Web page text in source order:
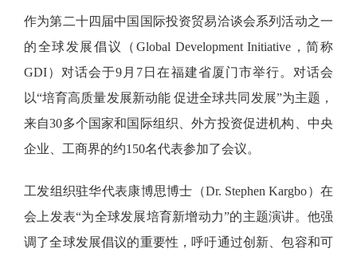
作为第二十四届中国国际投资贸易洽谈会系列活动之一
的全球发展倡议（ Global Development Initiative，简称
GDI）对话会于9月7日在福建省厦门市举行。对话会
以“培育高质量发展新动能 促进全球共同发展”为主题，
来自30多个国家和国际组织、外方投资促进机构、中央
企业、工商界的约150名代表参加了会议。
工发组织驻华代表康博思博士（Dr. Stephen Kargbo）在
会上发表“为全球发展培育新增动力”的主题演讲。他强
调了全球发展倡议的重要性，呼吁通过创新、包容和可